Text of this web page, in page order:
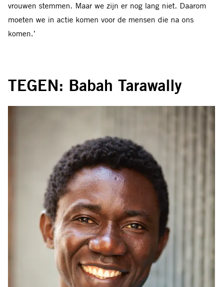
vrouwen stemmen. Maar we zijn er nog lang niet. Daarom
moeten we in actie komen voor de mensen die na ons
komen.’
TEGEN: Babah Tarawally